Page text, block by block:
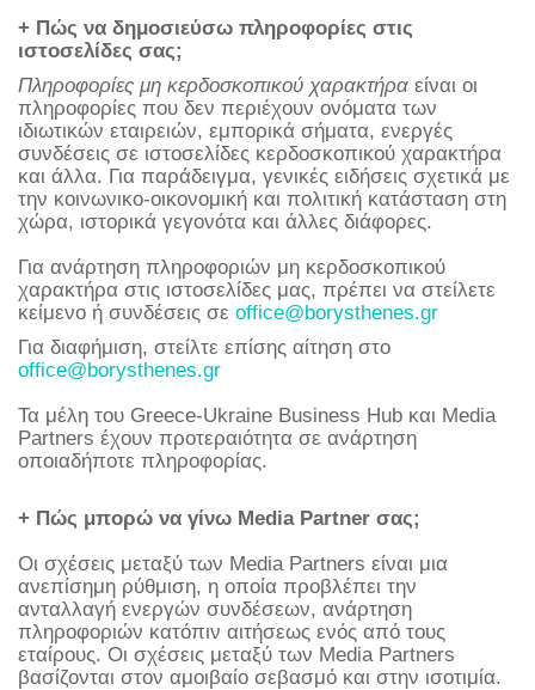
+ Πώς να δημοσιεύσω πληροφορίες στις
ιστοσελίδες σας;
Πληροφορίες μη κερδοσκοπικού χαρακτήρα είναι οι
πληροφορίες που δεν περιέχουν ονόματα των
ιδιωτικών εταιρειών, εμπορικά σήματα, ενεργές
συνδέσεις σε ιστοσελίδες κερδοσκοπικού χαρακτήρα
και άλλα. Για παράδειγμα, γενικές ειδήσεις σχετικά με
την κοινωνικο-οικονομική και πολιτική κατάσταση στη
χώρα, ιστορικά γεγονότα και άλλες διάφορες.
Για ανάρτηση πληροφοριών μη κερδοσκοπικού
χαρακτήρα στις ιστοσελίδες μας, πρέπει να στείλετε
κείμενο ή συνδέσεις σε office@borysthenes.gr
Για διαφήμιση, στείλτε επίσης αίτηση στο
office@borysthenes.gr
Τα μέλη του Greece-Ukraine Business Hub και Media
Partners έχουν προτεραιότητα σε ανάρτηση
οποιαδήποτε πληροφορίας.
+ Πώς μπορώ να γίνω Media Partner σας;
Οι σχέσεις μεταξύ των Media Partners είναι μια
ανεπίσημη ρύθμιση, η οποία προβλέπει την
ανταλλαγή ενεργών συνδέσεων, ανάρτηση
πληροφοριών κατόπιν αιτήσεως ενός από τους
εταίρους. Οι σχέσεις μεταξύ των Media Partners
βασίζονται στον αμοιβαίο σεβασμό και στην ισοτιμία.